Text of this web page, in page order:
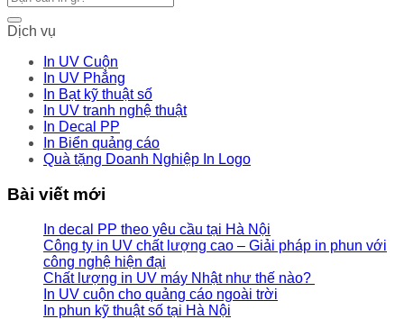
Dịch vụ
In UV Cuộn
In UV Phẳng
In Bạt kỹ thuật số
In UV tranh nghệ thuật
In Decal PP
In Biển quảng cáo
Quà tặng Doanh Nghiệp In Logo
Bài viết mới
In decal PP theo yêu cầu tại Hà Nội
Công ty in UV chất lượng cao – Giải pháp in phun với
công nghệ hiện đại
Chất lượng in UV máy Nhật như thế nào?
In UV cuộn cho quảng cáo ngoài trời
In phun kỹ thuật số tại Hà Nội